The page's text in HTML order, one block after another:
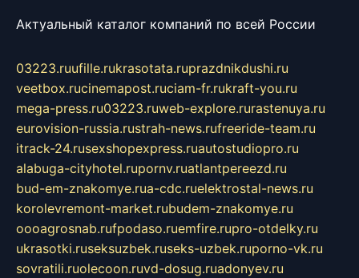
Актуальный каталог компаний по всей России
03223.ruufille.rukrasotata.ruprazdnikdushi.ru
veetbox.rucinemapost.ruciam-fr.rukraft-you.ru
mega-press.ru03223.ruweb-explore.rurastenuya.ru
eurovision-russia.rustrah-news.rufreeride-team.ru
itrack-24.rusexshopexpress.ruautostudiopro.ru
alabuga-cityhotel.rupornv.ruatlantpereezd.ru
bud-em-znakomye.rua-cdc.ruelektrostal-news.ru
korolevremont-market.rubudem-znakomye.ru
oooagrosnab.rufpodaso.ruemfire.rupro-otdelky.ru
ukrasotki.ruseksuzbek.ruseks-uzbek.ruporno-vk.ru
sovratili.ruolecoon.ruvd-dosug.ruadonyev.ru